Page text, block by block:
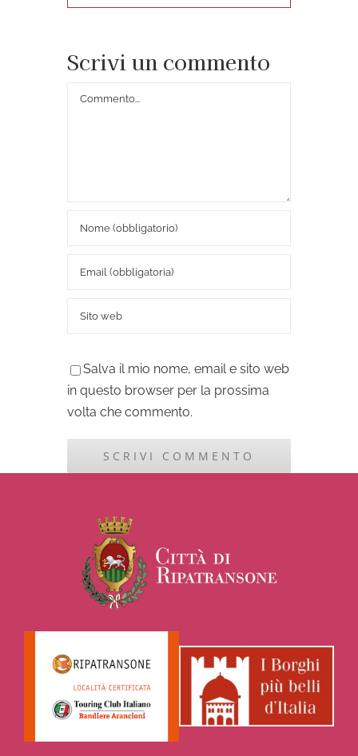
Scrivi un commento
Commento
Salva il mio nome, email e sito web
in questo browser per la prossima
volta che commento.